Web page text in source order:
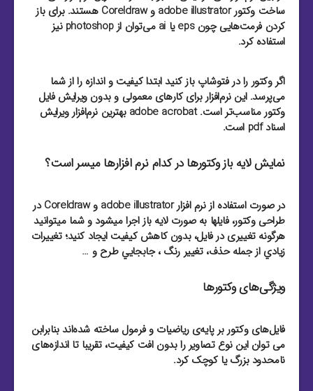
ساخت وکتور adobe illustrator و Coreldraw هستند. برای باز
کردن فرمت‌هایی چون eps یا ai می‌توان از photoshop نیز
استفاده کرد.
اگر وکتور را در فتوشاپ باز کنید ابتدا کیفیت و اندازه را از شما
می‌پرسد. این نرم‌افزار برای کارهای معمولی و بدون ویرایش فایل
وکتور مناسب‌تر است. adobe acrobat بهترین نرم‌افزار ویرایش
اسناد pdf است.
نمایش لایه باز وکتورها در کدام نرم افزارها میسر است؟
در صورت استفاده از نرم افزار adobe illustrator و Coreldraw در
طراحی وکتور، فایلها به صورت لایه باز اجرا میشود و شما میتوانید
هرگونه تغییری در فایل، بدون کاهش کیفیت ایجاد کنید؛ تغييرات
زيادي از جمله حذف، تغيير رنگ ، جابجايي طرح و …
ویژگی‌های وکتورها
فایل‌های وکتور بر پایه‌ی ریاضیات و فرمول ساخته شده‌اند بنابرابن
می توان این نوع تصاویر را بدون افت کیفیت، تقریبا تا اندازه‌های
نامحدود بزرگ یا کوچک کرد.